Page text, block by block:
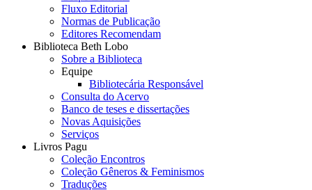
Fluxo Editorial
Normas de Publicação
Editores Recomendam
Biblioteca Beth Lobo
Sobre a Biblioteca
Equipe
Bibliotecária Responsável
Consulta do Acervo
Banco de teses e dissertações
Novas Aquisições
Serviços
Livros Pagu
Coleção Encontros
Coleção Gêneros & Feminismos
Traduções